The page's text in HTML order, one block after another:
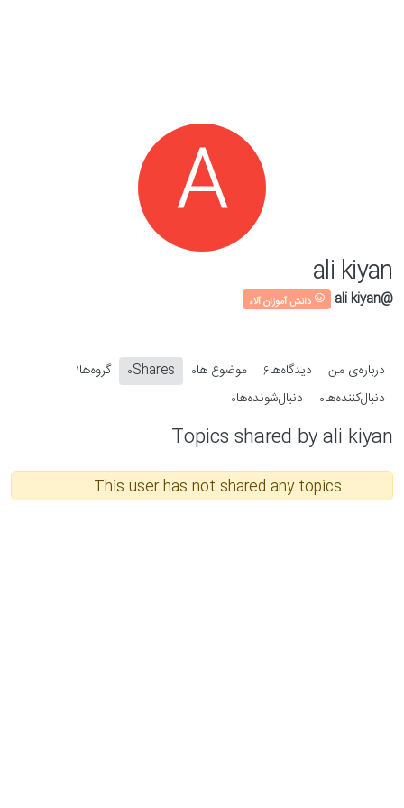
A
ali kiyan
@ali kiyan دانش آموزان آلاء
درباره‌‌ی من دیدگاه‌ها6 موضوع ها0
Shares
0 گروه‌ها1
دنبال‌کننده‌ها0 دنبال‌شونده‌ها0
Topics shared by ali kiyan
This user has not shared any topics.